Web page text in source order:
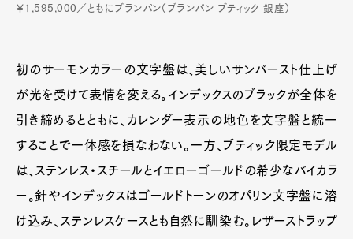
￥1,595,000／ともにブランパン（ブランパン ブティック 銀座）
初のサーモンカラーの文字盤は、美しいサンバースト仕上げ
が光を受けて表情を変える。インデックスのブラックが全体を
引き締めるとともに、カレンダー表示の地色を文字盤と統一
することで一体感を損なわない。一方、ブティック限定モデル
は、ステンレス・スチールとイエローゴールドの希少なバイカラ
ー。針やインデックスはゴールドトーンのオパリン文字盤に溶
け込み、ステンレスケースとも自然に馴染む。レザーストラップ